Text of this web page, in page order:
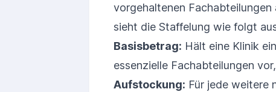
vorgehaltenen
sieht die Staffelung wie folgt
Basisbetrag: Hält eine Klinik
essenzielle Fachabteilungen
Aufstockung: Für jede weitere